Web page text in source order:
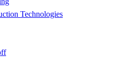
Technologies